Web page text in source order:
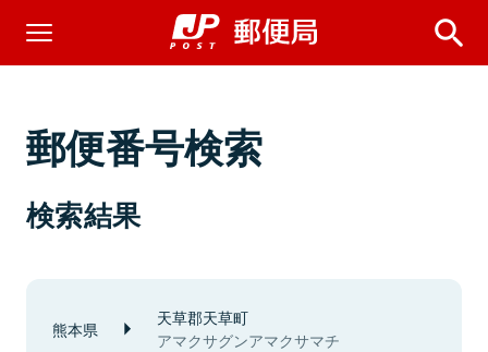
郵便番号検索
検索結果
熊本県 天草郡天草町
アマクサグンアマクサマチ